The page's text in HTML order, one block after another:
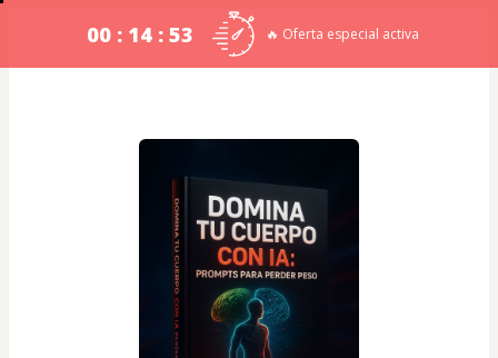
00 : 14 : 53 🔥 Oferta especial activa